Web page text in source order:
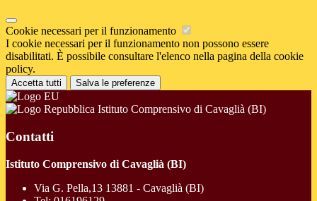
Cookie necessari per il funzionamento
I cookie necessari per il funzionamento non possono essere
disabilitati. È possibile consultare l'elenco nella pagina della cookie
policy.
Accetta tutti Salva le preferenze
Istituto Comprensivo di Cavaglià (BI)
Contatti
Istituto Comprensivo di Cavaglià (BI)
Via G. Pella,13 13881 - Cavaglià (BI)